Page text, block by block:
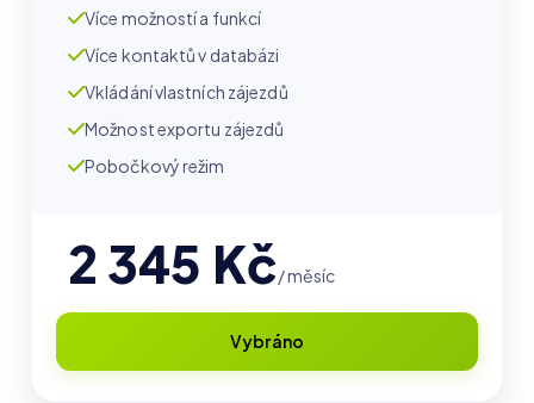
Více možností a funkcí
Více kontaktů v databázi
Vkládání vlastních zájezdů
Možnost exportu zájezdů
Pobočkový režim
2 345 Kč/ měsíc
Vybráno